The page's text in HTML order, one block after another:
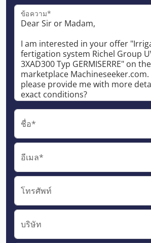
ข้อความ*
ชื่อ*
อีเมล*
โทรศัพท์
บริษัท